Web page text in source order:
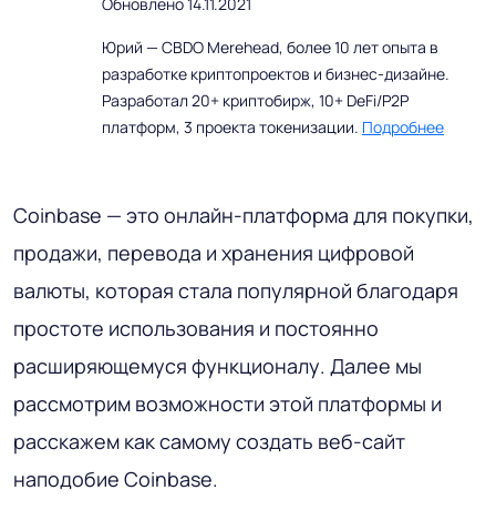
Обновлено 14.11.2021
Юрий — CBDO Merehead, более 10 лет опыта в
разработке криптопроектов и бизнес-дизайне.
Разработал 20+ криптобирж, 10+ DeFi/P2P
платформ, 3 проекта токенизации. Подробнее
Coinbase — это онлайн-платформа для покупки,
продажи, перевода и хранения цифровой
валюты, которая стала популярной благодаря
простоте использования и постоянно
расширяющемуся функционалу. Далее мы
рассмотрим возможности этой платформы и
расскажем как самому создать веб-сайт
наподобие Coinbase.